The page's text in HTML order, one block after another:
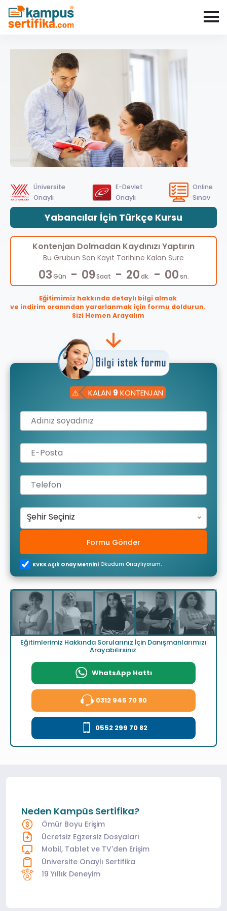
Üniversite
Onaylı
E-Devlet
Onaylı
Online
Sınav
Yabancılar İçin Türkçe Kursu
Kontenjan Dolmadan Kaydınızı Yaptırın
Bu Grubun Son Kayıt Tarihine Kalan Süre
03Gün - 09Saat - 20dk. - 00sn.
Eğitimimiz hakkında detaylı bilgi almak
ve indirim oranından yararlanmak için formu doldurun.
Sizi Hemen Arayalım
⚠ KALAN 9 KONTENJAN
Şehir Seçiniz
Formu Gönder
KVKK Açık Onay Metnini Okudum Onaylıyorum.
Eğitimlerimiz Hakkında Sorularınız İçin Danışmanlarımızı
Arayabilirsiniz.
WhatsApp Hattı
0312 945 70 80
0552 299 70 82
Neden Kampüs Sertifika?
Ömür Boyu Erişim
Ücretsiz Egzersiz Dosyaları
Mobil, Tablet ve TV'den Erişim
Üniversite Onaylı Sertifika
19 Yıllık Deneyim